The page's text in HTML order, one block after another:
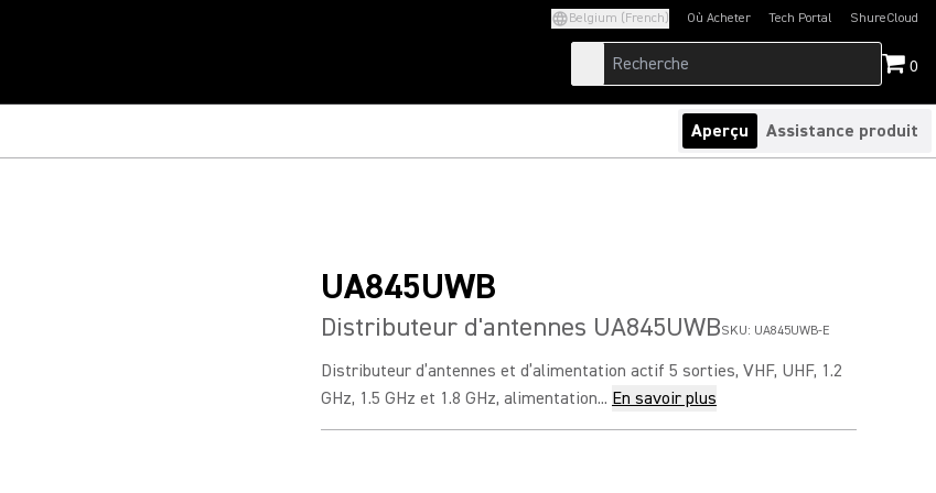
Belgium (French) Où Acheter Tech Portal
(Opens in a new tab)ShureCloud
(Opens in a new
0
Aperçu Assistance produit
UA845UWB
Distributeur d'antennes UA845UWBSKU: UA845UWB-E
Distributeur d’antennes et d’alimentation actif 5 sorties, VHF, UHF, 1.2
GHz, 1.5 GHz et 1.8 GHz, alimentation... En savoir plus